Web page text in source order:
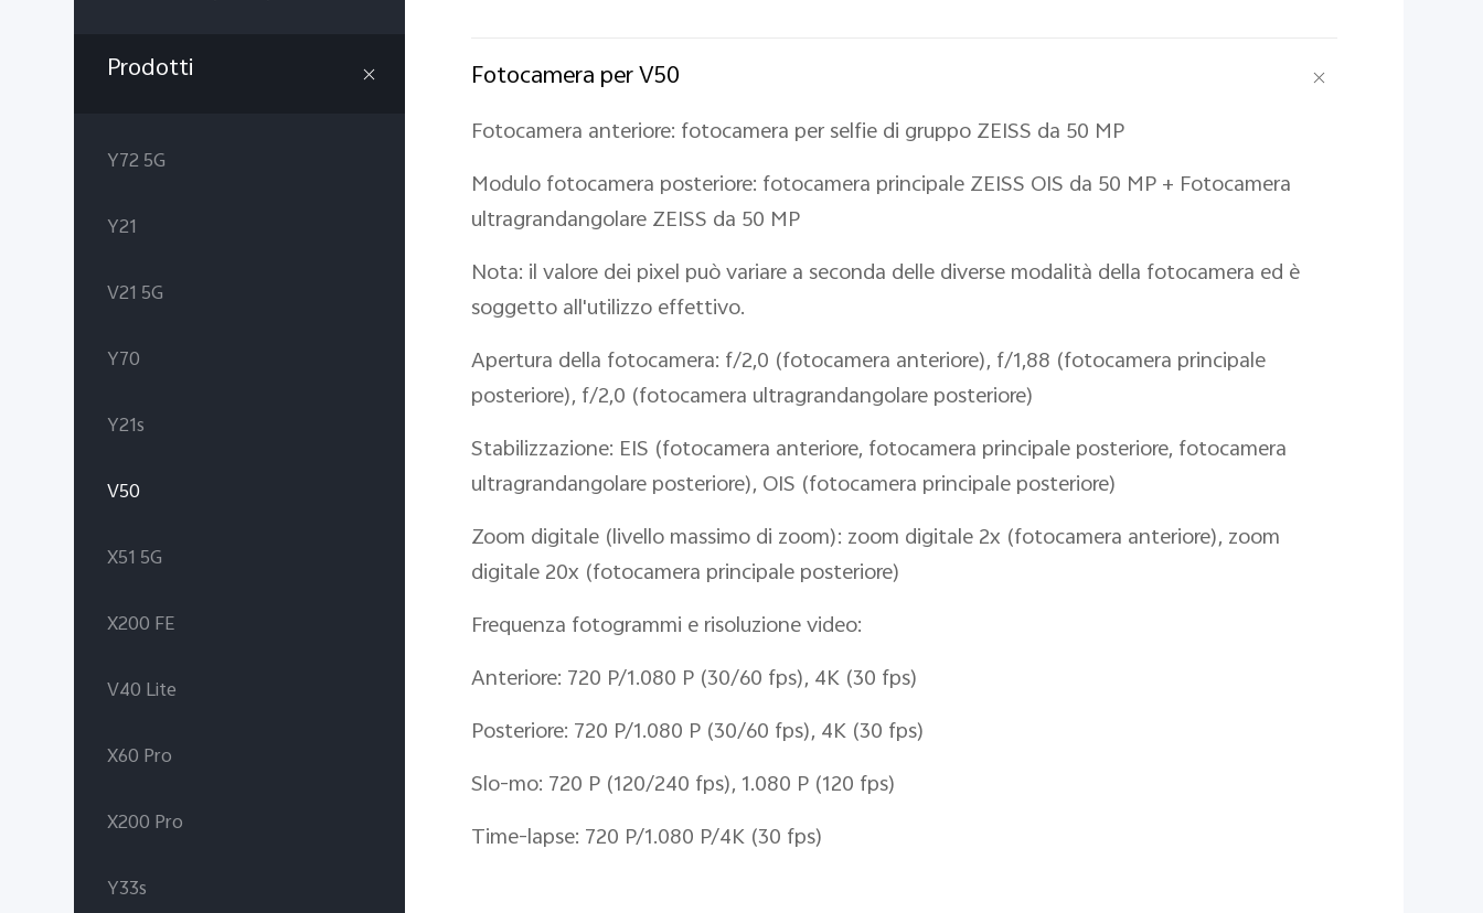
Prodotti
Y72 5G
Y21
V21 5G
Y70
Y21s
V50
X51 5G
X200 FE
V40 Lite
X60 Pro
X200 Pro
Y33s
Fotocamera per V50
Fotocamera anteriore: fotocamera per selfie di gruppo ZEISS da 50 MP
Modulo fotocamera posteriore: fotocamera principale ZEISS OIS da 50 MP + Fotocamera
ultragrandangolare ZEISS da 50 MP
Nota: il valore dei pixel può variare a seconda delle diverse modalità della fotocamera ed è
soggetto all'utilizzo effettivo.
Apertura della fotocamera: f/2,0 (fotocamera anteriore), f/1,88 (fotocamera principale
posteriore), f/2,0 (fotocamera ultragrandangolare posteriore)
Stabilizzazione: EIS (fotocamera anteriore, fotocamera principale posteriore, fotocamera
ultragrandangolare posteriore), OIS (fotocamera principale posteriore)
Zoom digitale (livello massimo di zoom): zoom digitale 2x (fotocamera anteriore), zoom
digitale 20x (fotocamera principale posteriore)
Frequenza fotogrammi e risoluzione video:
Anteriore: 720 P/1.080 P (30/60 fps), 4K (30 fps)
Posteriore: 720 P/1.080 P (30/60 fps), 4K (30 fps)
Slo-mo: 720 P (120/240 fps), 1.080 P (120 fps)
Time-lapse: 720 P/1.080 P/4K (30 fps)